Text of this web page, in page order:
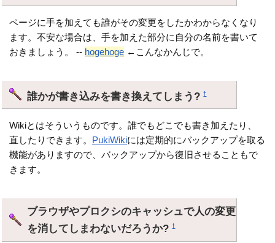
ページに手を加えても誰がその変更をしたかわからなくなり
ます。不安な場合は、手を加えた部分に自分の名前を書いて
おきましょう。 -- hogehoge ←こんなかんじで。
誰かが書き込みを書き換えてしまう?†
Wikiとはそういうものです。誰でもどこでも書き加えたり、
直したりできます。 PukiWikiには定期的にバックアップを取る
機能がありますので、バックアップから復旧させることもで
きます。
ブラウザやプロクシのキャッシュで人の変更
を消してしまわないだろうか?†